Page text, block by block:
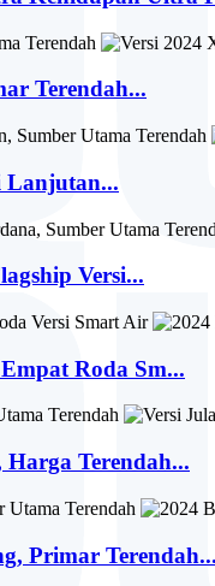
Terendah...
Lanjutan...
Versi...
Roda Sm...
Terendah...
Primar Terendah...